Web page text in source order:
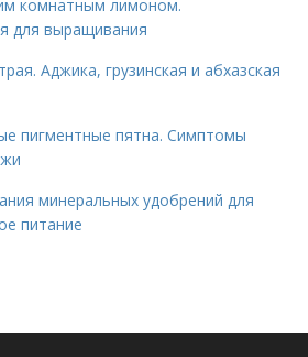
комнатным лимоном.
для выращивания
Аджика, грузинская и абхазская
пигментные пятна. Симптомы
минеральных удобрений для
питание